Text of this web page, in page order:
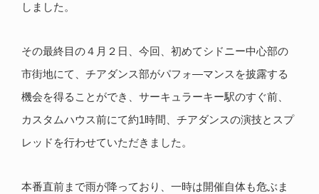
しました。
その最終目の４月２日、今回、初めてシドニー中心部の
市街地にて、チアダンス部がパフォ―マンスを披露する
機会を得ることができ、サーキュラーキー駅のすぐ前、
カスタムハウス前にて約1時間、チアダンスの演技とスプ
レッドを行わせていただきました。
本番直前まで雨が降っており、一時は開催自体も危ぶま